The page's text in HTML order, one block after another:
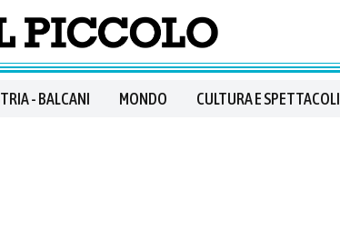
- BALCANI MONDO CULTURA E SPETTACOLI